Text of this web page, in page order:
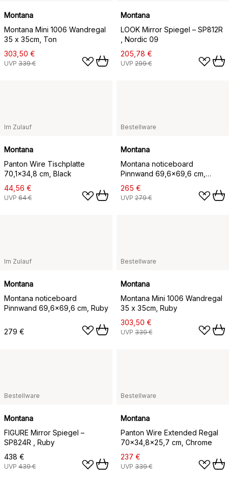
Montana
Montana Mini 1006 Wandregal
35 x 35cm, Ton
303,50 €
UVP 339 €
Montana
LOOK Mirror Spiegel – SP812R
, Nordic 09
205,78 €
UVP 299 €
Im Zulauf
Montana
Panton Wire Tischplatte
70,1x34,8 cm, Black
44,56 €
UVP 64 €
Bestellware
Montana
Montana noticeboard
Pinnwand 69,6x69,6 cm,
Amber
265 €
UVP 279 €
Im Zulauf
Montana
Montana noticeboard
Pinnwand 69,6x69,6 cm, Ruby
279 €
Bestellware
Montana
Montana Mini 1006 Wandregal
35 x 35cm, Ruby
303,50 €
UVP 339 €
Bestellware
Montana
FIGURE Mirror Spiegel –
SP824R , Ruby
438 €
UVP 439 €
Bestellware
Montana
Panton Wire Extended Regal
70x34,8x25,7 cm, Chrome
237 €
UVP 339 €